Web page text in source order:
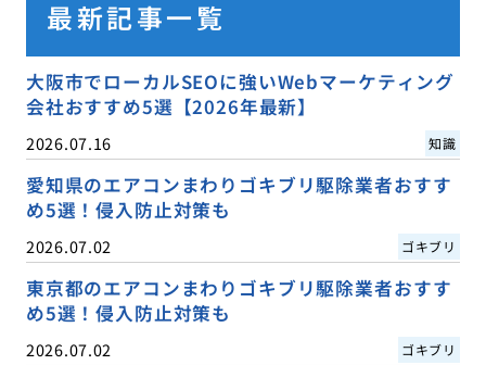
最新記事一覧
大阪市でローカルSEOに強いWebマーケティング
会社おすすめ5選【2026年最新】
2026.07.16 知識
愛知県のエアコンまわりゴキブリ駆除業者おすす
め5選！侵入防止対策も
2026.07.02 ゴキブリ
東京都のエアコンまわりゴキブリ駆除業者おすす
め5選！侵入防止対策も
2026.07.02 ゴキブリ